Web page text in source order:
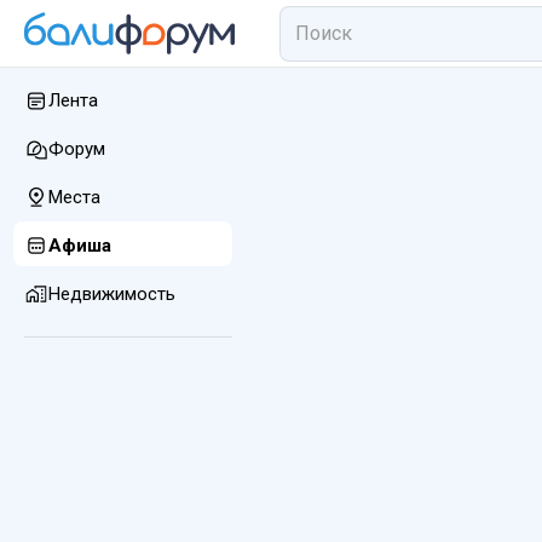
Лента
Форум
Места
Афиша
Недвижимость